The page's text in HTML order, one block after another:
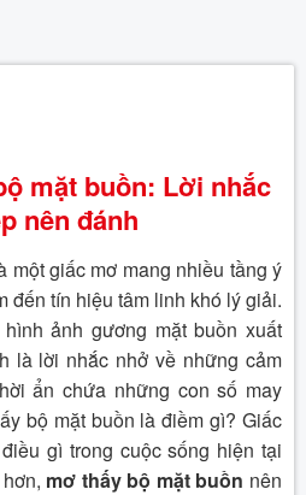
mặt buồn: Lời nhắc
nên đánh
một giấc mơ mang nhiều tầng ý
đến tín hiệu tâm linh khó lý giải.
ảnh gương mặt buồn xuất
là lời nhắc nhở về những cảm
ẩn chứa những con số may
bộ mặt buồn là điềm gì? Giấc
gì trong cuộc sống hiện tại
mơ thấy bộ mặt buồn nên